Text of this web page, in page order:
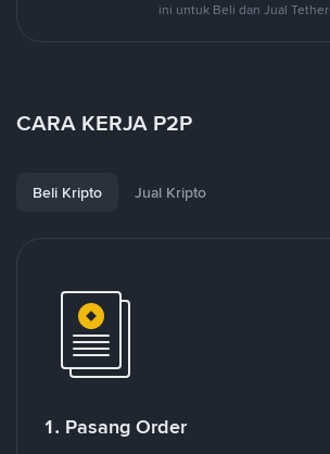
ini untuk Beli dan Jual Tether
CARA KERJA P2P
Beli Kripto Jual Kripto
1. Pasang Order